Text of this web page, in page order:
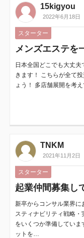
15kigyou
2022年6月18日
スターター
メンズエステを
日本全国どこでも大丈
きます！ こちらが全て
ょう！ 多店舗展開を考
TNKM
2021年11月2日
スターター
起業仲間募集し
新卒からコンサル業界
スティナビリティ戦略
をいくつか準備してい
ットを…